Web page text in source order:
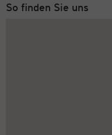
So finden Sie uns